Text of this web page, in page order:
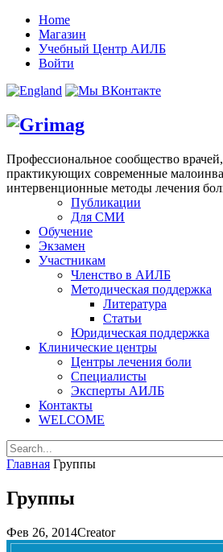
Home
Магазин
Учебный Центр АИЛБ
Войти
Профессиональное сообщество врачей,
практикующих современные
интервенционные методы лечения
Публикации
Для СМИ
Обучение
Экзамен
Участникам
Членство в АИЛБ
Методическая поддержка
Литература
Статьи
Юридическая поддержка
Клинические центры
Центры лечения боли
Специалисты
Эксперты АИЛБ
Контакты
WELCOME
Главная Группы
Группы
Фев 26, 2014Creator